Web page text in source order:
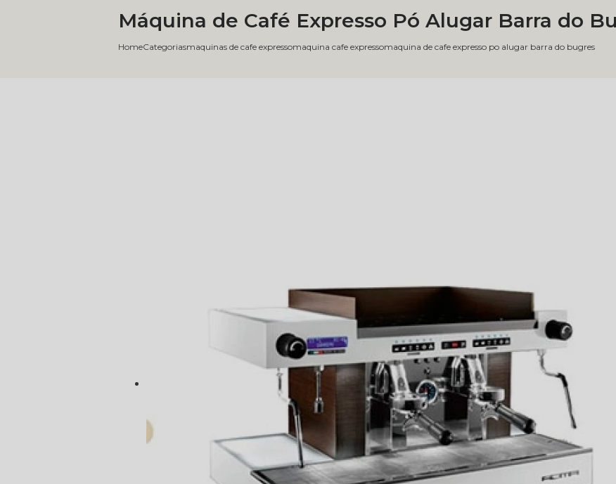
HomeCategoriasmaquinas de cafe expressomaquina cafe expressomaquina de cafe expresso po alugar barra do bugres
Máquina de Café Expresso Pó Alugar Barra do